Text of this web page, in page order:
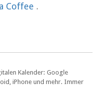
Coffee .
Kalender: Google
iPhone und mehr. Immer